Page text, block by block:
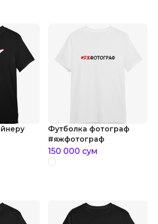
Футболка фотограф
#яжфотограф
150 000 сум